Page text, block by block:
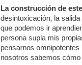
La construcción de
desintoxicación, la
que podemos ir
persona supla mis
pensarnos
nosotros sabemos